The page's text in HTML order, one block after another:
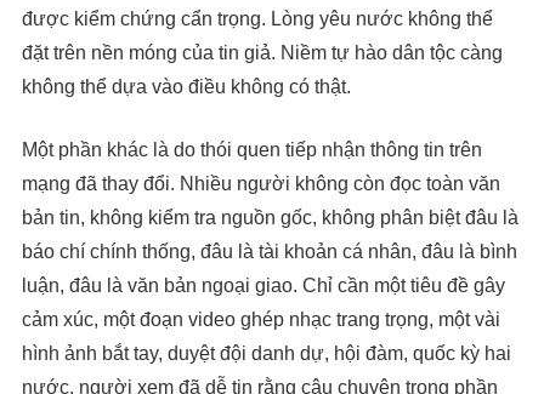
được kiểm chứng cẩn trọng. Lòng yêu nước không thể
đặt trên nền móng của tin giả. Niềm tự hào dân tộc càng
không thể dựa vào điều không có thật.
Một phần khác là do thói quen tiếp nhận thông tin trên
mạng đã thay đổi. Nhiều người không còn đọc toàn văn
bản tin, không kiểm tra nguồn gốc, không phân biệt đâu là
báo chí chính thống, đâu là tài khoản cá nhân, đâu là bình
luận, đâu là văn bản ngoại giao. Chỉ cần một tiêu đề gây
cảm xúc, một đoạn video ghép nhạc trang trọng, một vài
hình ảnh bắt tay, duyệt đội danh dự, hội đàm, quốc kỳ hai
nước, người xem đã dễ tin rằng câu chuyện trong phần